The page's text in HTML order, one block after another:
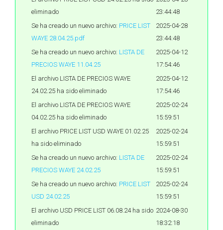
eliminado
23:44:48
Se ha creado un nuevo archivo: PRICE LIST
WAYE 28.04.25.pdf
2025-04-28
23:44:48
Se ha creado un nuevo archivo: LISTA DE
PRECIOS WAYE 11.04.25
2025-04-12
17:54:46
El archivo LISTA DE PRECIOS WAYE
24.02.25 ha sido eliminado
2025-04-12
17:54:46
El archivo LISTA DE PRECIOS WAYE
04.02.25 ha sido eliminado
2025-02-24
15:59:51
El archivo PRICE LIST USD WAYE 01.02.25
ha sido eliminado
2025-02-24
15:59:51
Se ha creado un nuevo archivo: LISTA DE
PRECIOS WAYE 24.02.25
2025-02-24
15:59:51
Se ha creado un nuevo archivo: PRICE LIST
USD 24.02.25
2025-02-24
15:59:51
El archivo USD PRICE LIST 06.08.24 ha sido
eliminado
2024-08-30
18:32:18